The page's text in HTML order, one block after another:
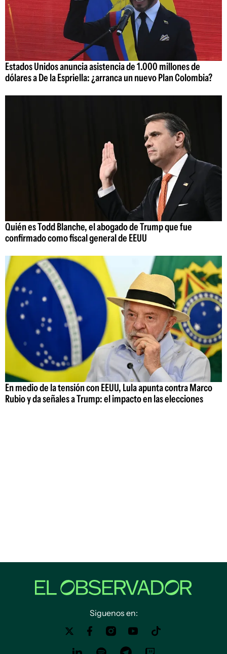
Estados Unidos anuncia asistencia de 1.000 millones de
dólares a De la Espriella: ¿arranca un nuevo Plan Colombia?
Quién es Todd Blanche, el abogado de Trump que fue
confirmado como fiscal general de EEUU
En medio de la tensión con EEUU, Lula apunta contra Marco
Rubio y da señales a Trump: el impacto en las elecciones
Siguenos en: